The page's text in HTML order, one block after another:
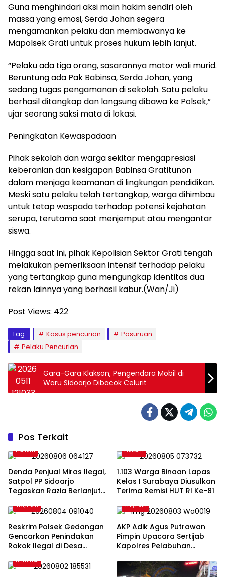
Guna menghindari aksi main hakim sendiri oleh
massa yang emosi, Serda Johan segera
mengamankan pelaku dan membawanya ke
Mapolsek Grati untuk proses hukum lebih lanjut.
“Pelaku ada tiga orang, sasarannya motor wali murid.
Beruntung ada Pak Babinsa, Serda Johan, yang
sedang tugas pengamanan di sekolah. Satu pelaku
berhasil ditangkap dan langsung dibawa ke Polsek,”
ujar seorang saksi mata di lokasi.
Peningkatan Kewaspadaan
Pihak sekolah dan warga sekitar mengapresiasi
keberanian dan kesigapan Babinsa Gratitunon
dalam menjaga keamanan di lingkungan pendidikan.
Meski satu pelaku telah tertangkap, warga dihimbau
untuk tetap waspada terhadap potensi kejahatan
serupa, terutama saat menjemput atau mengantar
siswa.
Hingga saat ini, pihak Kepolisian Sektor Grati tengah
melakukan pemeriksaan intensif terhadap pelaku
yang tertangkap guna mengungkap identitas dua
rekan lainnya yang berhasil kabur.(Wan/Ji)
Post Views: 422
Tag: Kasus pencurian
Pasuruan
Pelaku Pencurian
Gara-Gara Klakson, Pengendara Mobil di
Waru Sidoarjo Dibacok Celurit
Pos Terkait
Hukum
Denda Penjual Miras Ilegal,
Satpol PP Sidoarjo
Tegaskan Razia Berlanjut
Disidangkan
Hukum
1.103 Warga Binaan Lapas
Kelas I Surabaya Diusulkan
Terima Remisi HUT RI Ke-81
TNI/Polri
Reskrim Polsek Gedangan
Gencarkan Penindakan
Rokok Ilegal di Desa
TNI/Polri
AKP Adik Agus Putrawan
Pimpin Upacara Sertijab
Kapolres Pelabuhan
Seluruh Rangkaian Berjalan
Sukses
Kriminal